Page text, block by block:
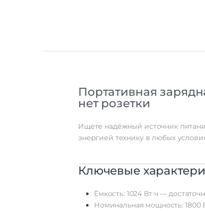
Портативная
нетрозетки
Ищете надёжный источник
энергией техникув любых
Ключевые
Ёмкость: 1024 Вт·ч —
Номинальная мощность: 1800